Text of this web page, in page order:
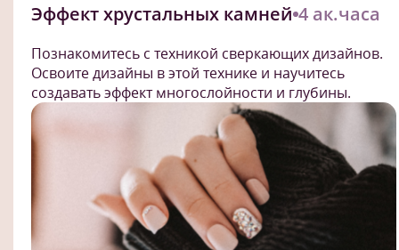
Эффект хрустальных камней 4 ак.часа
Познакомитесь с техникой сверкающих дизайнов.
Освоите дизайны в этой технике и научитесь
создавать эффект многослойности и глубины.